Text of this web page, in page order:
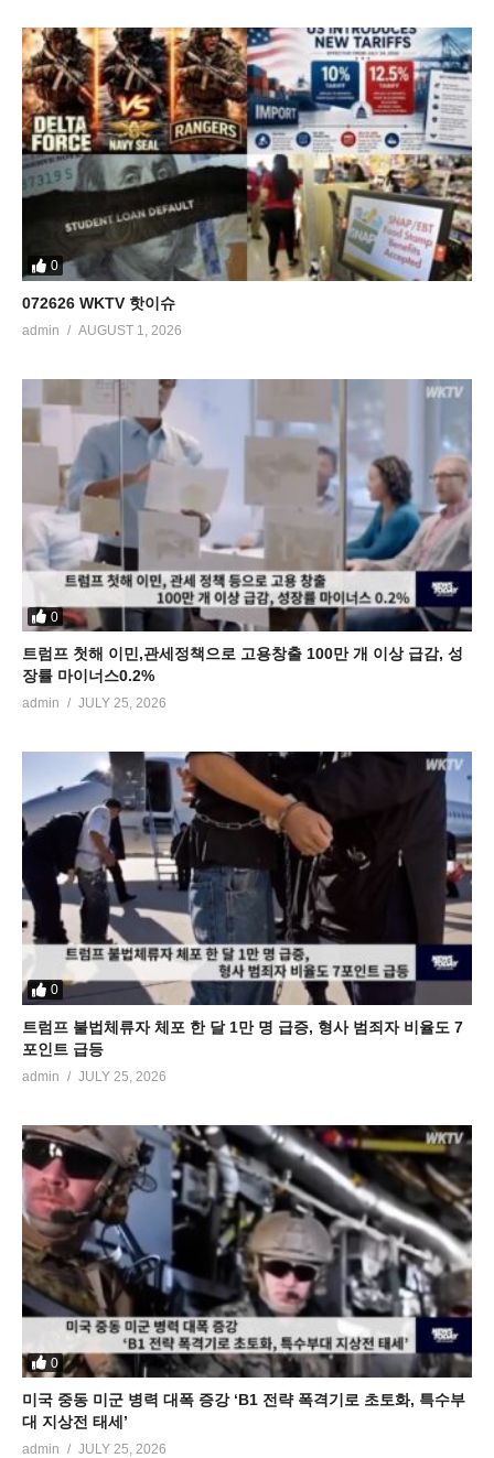
0
072626 WKTV 핫이슈
admin AUGUST 1, 2026
0
트럼프 첫해 이민,관세정책으로 고용창출 100만 개 이상 급감, 성
장률 마이너스0.2%
admin JULY 25, 2026
0
트럼프 불법체류자 체포 한 달 1만 명 급증, 형사 범죄자 비율도 7
포인트 급등
admin JULY 25, 2026
0
미국 중동 미군 병력 대폭 증강 ‘B1 전략 폭격기로 초토화, 특수부
대 지상전 태세’
admin JULY 25, 2026